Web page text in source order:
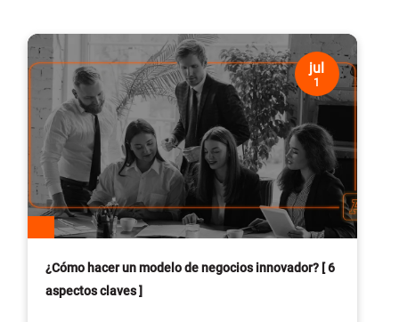
jul
1
¿Cómo hacer un modelo de negocios innovador? [ 6
aspectos claves ]